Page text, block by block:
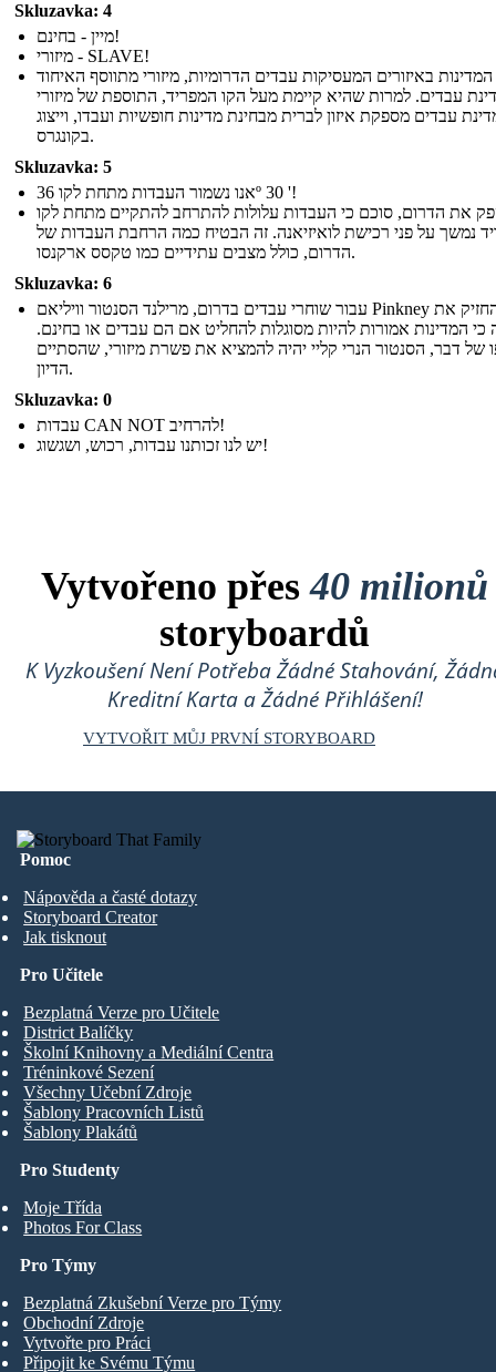
Skluzavka: 4
מיין - בחינם!
מיזורי - SLAVE!
באיזורים המעסיקות עבדים הדרומיות, מיזורי מתווסף האיחוד
עבדים. למרות שהיא קיימת מעל הקו המפריד, התוספת של מיזורי
עבדים מספקת איזון לברית מבחינת מדינות חופשיות ועבדו, וייצוג
בקונגרס.
Skluzavka: 5
אנו נשמור העבדות מתחת לקו 36º 30 '!
את הדרום, סוכם כי העבדות עלולות להתרחב להתקיים מתחת לקו
נמשך על פני רכישת לואיזיאנה. זה הבטיח כמה הרחבת העבדות של
הדרום, כולל מצבים עתידיים כמו טקסס ארקנסו.
Skluzavka: 6
עבור שוחרי עבדים בדרום, מרילנד הסנטור וויליאם Pinkney החזיק את
כי המדינות אמורות להיות מסוגלות להחליט אם הם עבדים או בחינם.
של דבר, הסנטור הנרי קליי יהיה להמציא את פשרת מיזורי, שהסתיים
הדיון.
Skluzavka: 0
עבדות CAN NOT להרחיב!
יש לנו זכותנו עבדות, רכוש, ושגשוג!
Vytvořeno přes40 milionů
storyboardů
K Vyzkoušení Není Potřeba Žádné Stahování,
Kreditní Karta a Žádné Přihlášení!
VYTVOŘIT MŮJ PRVNÍ STORYBOARD
Pomoc
Nápověda a časté dotazy
Storyboard Creator
Jak tisknout
Pro Studenty
Moje Třída
Photos For Class
Pro Učitele
Bezplatná Verze pro Učitele
District Balíčky
Školní Knihovny a Mediální Centra
Tréninkové Sezení
Všechny Učební Zdroje
Šablony Pracovních Listů
Šablony Plakátů
Pro Týmy
Bezplatná Zkušební Verze pro Týmy
Obchodní Zdroje
Vytvořte pro Práci
Připojit ke Svému Týmu